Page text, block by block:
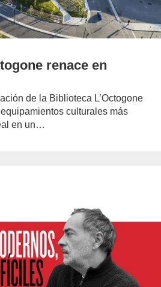
renace en
de la Biblioteca L’Octogone
culturales más
en un…